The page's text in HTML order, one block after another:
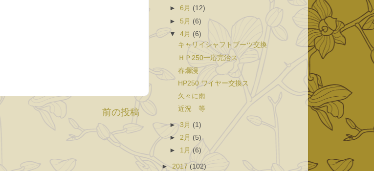
前の投稿
►6月 (12)
► 5月 (6)
▼4月 (6)
キャリイシャフトブーツ交換
ＨＰ250一応完治ス
春爛漫
HP250 ワイヤー交換ス
久々に雨
近況 等
►3月 (1)
►2月 (5)
► 1月(6)
►2017 (102)